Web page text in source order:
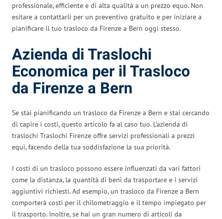
professionale, efficiente e di alta qualità a un prezzo equo. Non
esitare a contattarli per un preventivo gratuito e per iniziare a
pianificare il tuo trasloco da Firenze a Bern oggi stesso.
Azienda di Traslochi
Economica per il Trasloco
da Firenze a Bern
Se stai pianificando un trasloco da Firenze a Bern e stai cercando
di capire i costi, questo articolo fa al caso tuo. L’azienda di
traslochi Traslochi Firenze offre servizi professionali a prezzi
equi, facendo della tua soddisfazione la sua priorità.
I costi di un trasloco possono essere influenzati da vari fattori
come la distanza, la quantità di beni da trasportare e i servizi
aggiuntivi richiesti. Ad esempio, un trasloco da Firenze a Bern
comporterà costi per il chilometraggio e il tempo impiegato per
il trasporto. Inoltre, se hai un gran numero di articoli da